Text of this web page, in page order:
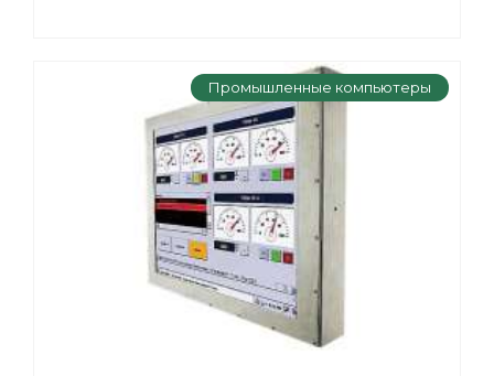
Промышленные компьютеры